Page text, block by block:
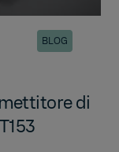
BLOG
di